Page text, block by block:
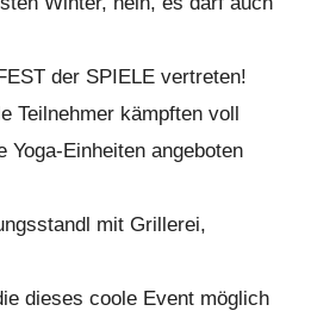
der SPIELE vertreten!
Teilnehmer kämpften voll
Einheiten angeboten
mit Grillerei,
dieses coole Event möglich